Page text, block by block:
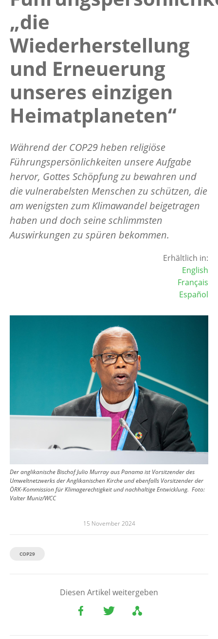
„die
Wiederherstellung
und Erneuerung
unseres einzigen
Heimatplaneten“
Während der COP29 heben religiöse
Führungspersönlichkeiten unsere Aufgabe
hervor, Gottes Schöpfung zu bewahren und
die vulnerabelsten Menschen zu schützen, die
am wenigsten zum Klimawandel beigetragen
haben und doch seine schlimmsten
Auswirkungen zu spüren bekommen.
Erhältlich in:
English
Français
Español
Der anglikanische Bischof Julio Murray aus Panama ist Vorsitzender des
Umweltnetzwerks der Anglikanischen Kirche und ebenfalls Vorsitzender der
ÖRK-Kommission für Klimagerechtigkeit und nachhaltige Entwicklung. Foto:
Valter Muniz/WCC
15 November 2024
COP29
Diesen Artikel weitergeben